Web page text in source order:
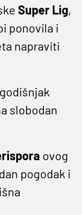
Super Lig,
ponovila i
napraviti
slobodan
ovog
pogodak i